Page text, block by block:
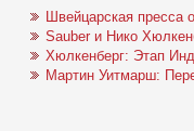
Швейцарская пресса
Sauber и Нико
Хюлкенберг: Этап
Мартин Уитмарш: